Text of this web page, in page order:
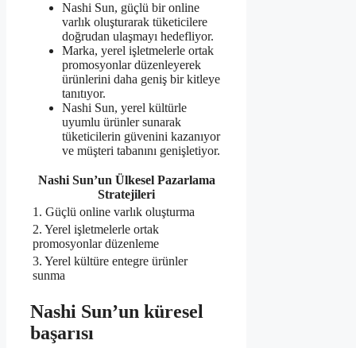
Nashi Sun, güçlü bir online
varlık oluşturarak tüketicilere
doğrudan ulaşmayı hedefliyor.
Marka, yerel işletmelerle ortak
promosyonlar düzenleyerek
ürünlerini daha geniş bir kitleye
tanıtıyor.
Nashi Sun, yerel kültürle
uyumlu ürünler sunarak
tüketicilerin güvenini kazanıyor
ve müşteri tabanını genişletiyor.
Nashi Sun’un Ülkesel Pazarlama
Stratejileri
1. Güçlü online varlık oluşturma
2. Yerel işletmelerle ortak
promosyonlar düzenleme
3. Yerel kültüre entegre ürünler
sunma
Nashi Sun’un küresel
başarısı